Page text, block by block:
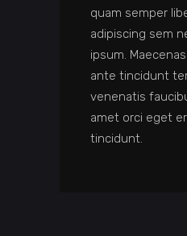
quam semper
adipiscing sem
ipsum.
ante tincidunt
venenatis
amet orci eget
tincidunt.